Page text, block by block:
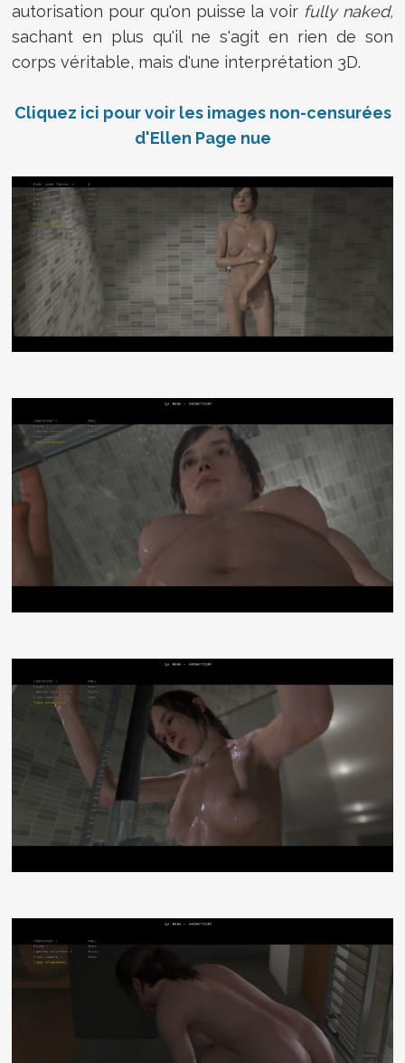
autorisation pour qu'on puisse la voir fully naked,
sachant en plus qu'il ne s'agit en rien de son
corps véritable, mais d'une interprétation 3D.
Cliquez ici pour voir les images non-censurées
d'Ellen Page nue